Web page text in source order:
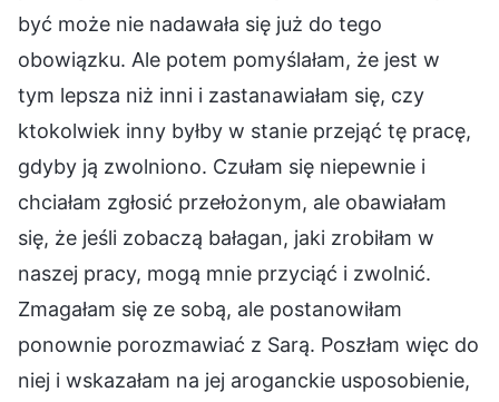
być może nie nadawała się już do tego
obowiązku. Ale potem pomyślałam, że jest w
tym lepsza niż inni i zastanawiałam się, czy
ktokolwiek inny byłby w stanie przejąć tę pracę,
gdyby ją zwolniono. Czułam się niepewnie i
chciałam zgłosić przełożonym, ale obawiałam
się, że jeśli zobaczą bałagan, jaki zrobiłam w
naszej pracy, mogą mnie przyciąć i zwolnić.
Zmagałam się ze sobą, ale postanowiłam
ponownie porozmawiać z Sarą. Poszłam więc do
niej i wskazałam na jej aroganckie usposobienie,